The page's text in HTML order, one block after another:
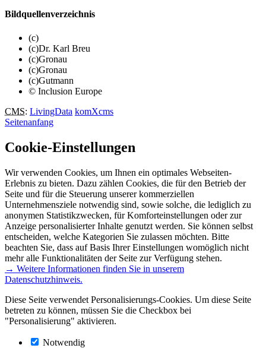
Bildquellenverzeichnis
(c)
(c)Dr. Karl Breu
(c)Gronau
(c)Gronau
(c)Gutmann
© Inclusion Europe
CMS: LivingData komXcms
Seitenanfang
Cookie-Einstellungen
Wir verwenden Cookies, um Ihnen ein optimales Webseiten-
Erlebnis zu bieten. Dazu zählen Cookies, die für den Betrieb der
Seite und für die Steuerung unserer kommerziellen
Unternehmensziele notwendig sind, sowie solche, die lediglich zu
anonymen Statistikzwecken, für Komforteinstellungen oder zur
Anzeige personalisierter Inhalte genutzt werden. Sie können selbst
entscheiden, welche Kategorien Sie zulassen möchten. Bitte
beachten Sie, dass auf Basis Ihrer Einstellungen womöglich nicht
mehr alle Funktionalitäten der Seite zur Verfügung stehen.
→ Weitere Informationen finden Sie in unserem
Datenschutzhinweis.
Diese Seite verwendet Personalisierungs-Cookies. Um diese Seite
betreten zu können, müssen Sie die Checkbox bei
"Personalisierung" aktivieren.
Notwendig